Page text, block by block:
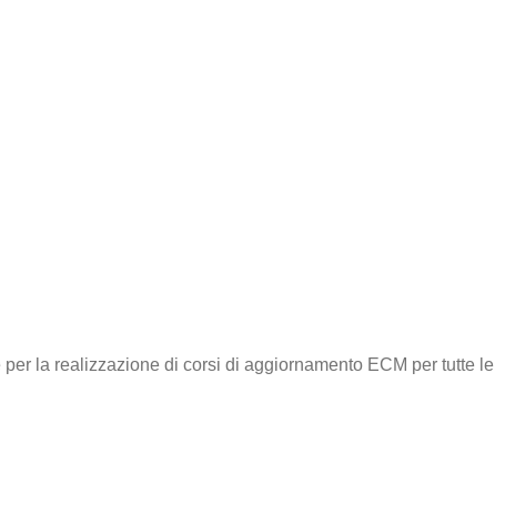
la realizzazione di corsi di aggiornamento ECM per tutte le